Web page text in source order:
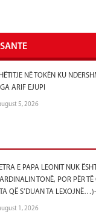
NË TOKËN KU
ARIF EJUPI
5, 2026
E PAPA LEONIT NUK
TONË, POR PËR TË
QË S’DUAN TA
1, 2026